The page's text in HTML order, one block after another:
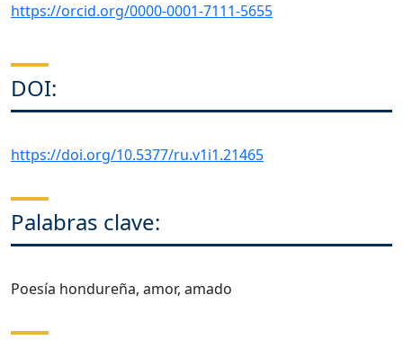
https://orcid.org/0000-0001-7111-5655
DOI:
https://doi.org/10.5377/ru.v1i1.21465
Palabras clave:
Poesía hondureña, amor, amado